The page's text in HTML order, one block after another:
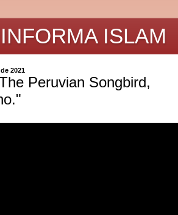
ISLAM
2021
Peruvian Songbird,